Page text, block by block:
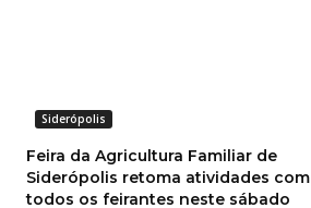
Siderópolis
Feira da Agricultura Familiar de
Siderópolis retoma atividades com
todos os feirantes neste sábado